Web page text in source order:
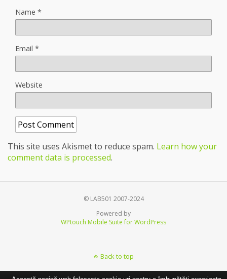
Name *
Email *
Website
This site uses Akismet to reduce spam. Learn how your
comment data is processed.
© LAB501 2007-2024
Powered by
WPtouch Mobile Suite for WordPress
Back to top